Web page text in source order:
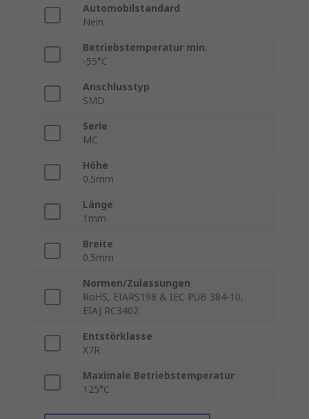
Automobilstandard
Nein
Betriebstemperatur min.
-55°C
Anschlusstyp
SMD
Serie
MC
Höhe
0.5mm
Länge
1mm
Breite
0.5mm
Normen/Zulassungen
RoHS, EIARS198 & IEC PUB 384-10,
EIAJ RC3402
Entstörklasse
X7R
Maximale Betriebstemperatur
125°C